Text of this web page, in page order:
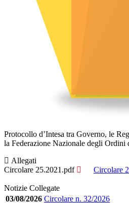
Protocollo d’Intesa tra Governo, le
la Federazione Nazionale degli Ordini
Allegati
Circolare 25.2021.pdf
Circolare
Notizie Collegate
03/08/2026 Circolare n. 32/2026